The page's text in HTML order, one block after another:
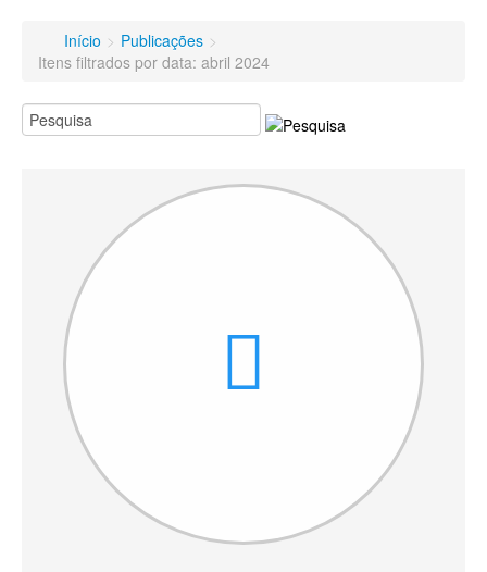
Início > Publicações >
Itens filtrados por data: abril 2024